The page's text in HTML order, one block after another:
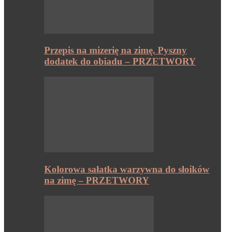
Przepis na mizerię na zimę. Pyszny
dodatek do obiadu – PRZETWORY
Kolorowa sałatka warzywna do słoików
na zimę – PRZETWORY